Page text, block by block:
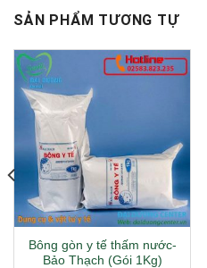
SẢN PHẨM TƯƠNG TỰ
Bông gòn y tế thấm nước-
Bảo Thạch (Gói 1Kg)